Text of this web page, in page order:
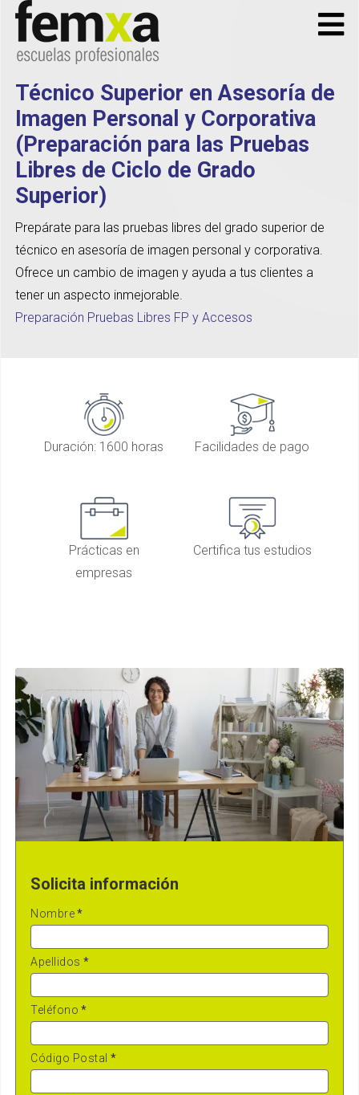
Técnico Superior en Asesoría de
Imagen Personal y Corporativa
(Preparación para las Pruebas
Libres de Ciclo de Grado
Superior)
Prepárate para las pruebas libres del grado superior de
técnico en asesoría de imagen personal y corporativa.
Ofrece un cambio de imagen y ayuda a tus clientes a
tener un aspecto inmejorable.
Preparación Pruebas Libres FP y Accesos
Duración: 1600 horas Facilidades de pago
Prácticas en
empresas
Certifica tus estudios
Solicita información
Nombre*
Apellidos *
Teléfono *
Código Postal *